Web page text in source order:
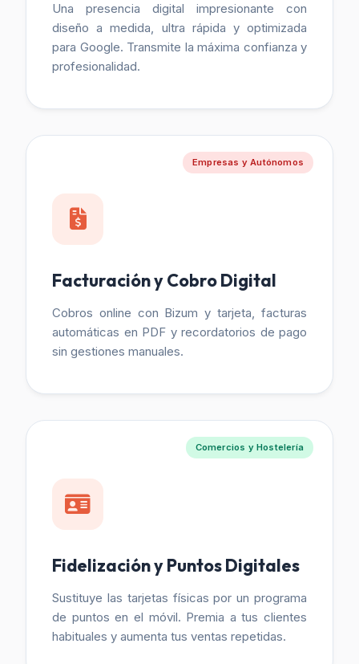
Una presencia digital impresionante con
diseño a medida, ultra rápida y optimizada
para Google. Transmite la máxima confianza y
profesionalidad.
Empresas y Autónomos
Facturación y Cobro Digital
Cobros online con Bizum y tarjeta, facturas
automáticas en PDF y recordatorios de pago
sin gestiones manuales.
Comercios y Hostelería
Fidelización y Puntos Digitales
Sustituye las tarjetas físicas por un programa
de puntos en el móvil. Premia a tus clientes
habituales y aumenta tus ventas repetidas.